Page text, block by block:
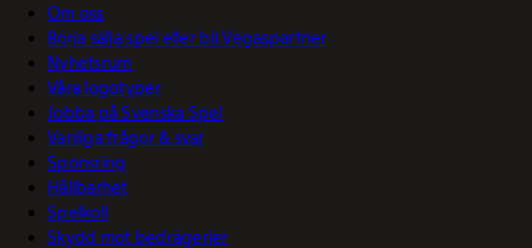
Om oss
Börja sälja spel eller bli Vegaspartner
Nyhetsrum
Våra logotyper
Jobba på Svenska Spel
Vanliga frågor & svar
Sponsring
Hållbarhet
Spelkoll
Skydd mot bedrägerier